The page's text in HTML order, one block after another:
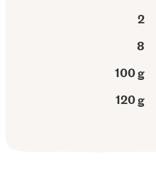
2
8
100 g
120 g